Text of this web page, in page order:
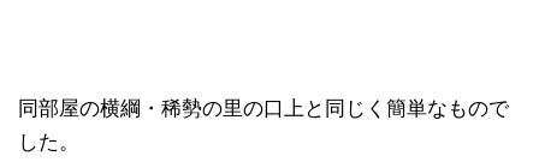
同部屋の横綱・稀勢の里の口上と同じく簡単なもので
した。